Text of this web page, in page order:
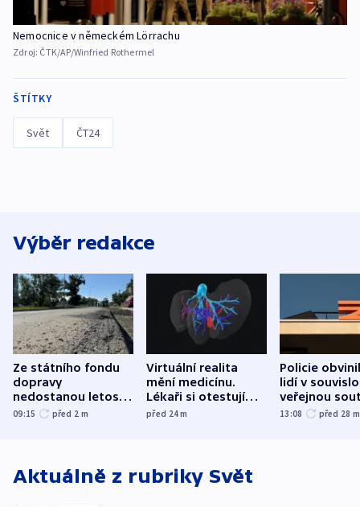
Nemocnice v německém Lörrachu
Zdroj: ČTK/AP/Winfried Rothermel
ŠTÍTKY
Svět ČT24
Výběr redakce
Ze státního fondu
dopravy
nedostanou letos
kraje na silnice ani
09:15 před 2 m
Virtuální realita
mění medicínu.
Lékaři si otestují
každý řez, říká
před 24m
Policie
lidí v
veřejnou
Správy
13:08 před 28 m
Aktuálně z rubriky Svět